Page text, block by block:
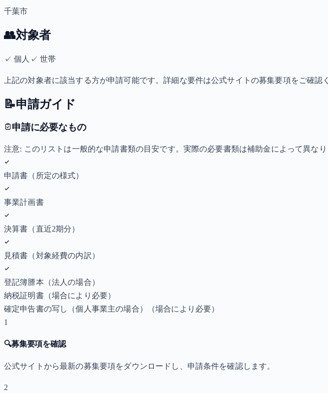
千葉市
👥対象者
✓個人 ✓ 世帯
上記の対象者に該当する方が申請可能です。詳細な要件は公式サイトの募集要項をご確認
📝申請ガイド
申請に必要なもの
注意: このリストは一般的な申請書類の目安です。実際の必要書類は補助金によって異な
申請書（所定の様式）
事業計画書
決算書（直近2期分）
見積書（対象経費の内訳）
登記簿謄本（法人の場合）
納税証明書（場合により必要）
確定申告書の写し（個人事業主の場合）
（場合により必要）
1
🔍募集要項を確認
公式サイトから最新の募集要項をダウンロードし、申請条件を確認します。
2